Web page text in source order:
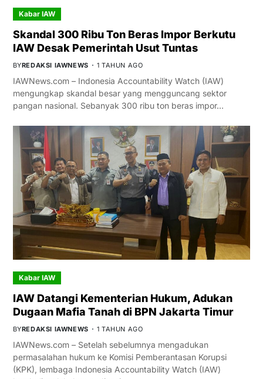
Kabar IAW
Skandal 300 Ribu Ton Beras Impor Berkutu
IAW Desak Pemerintah Usut Tuntas
BYREDAKSI IAWNEWS 1 TAHUN AGO
IAWNews.com – Indonesia Accountability Watch (IAW)
mengungkap skandal besar yang mengguncang sektor
pangan nasional. Sebanyak 300 ribu ton beras impor…
Kabar IAW
IAW Datangi Kementerian Hukum, Adukan
Dugaan Mafia Tanah di BPN Jakarta Timur
BYREDAKSI IAWNEWS 1 TAHUN AGO
IAWNews.com – Setelah sebelumnya mengadukan
permasalahan hukum ke Komisi Pemberantasan Korupsi
(KPK), lembaga Indonesia Accountability Watch (IAW)